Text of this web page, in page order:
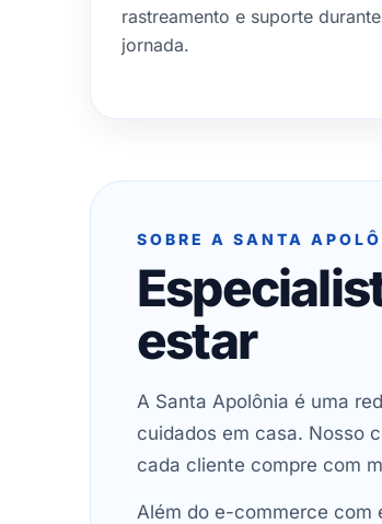
rastreamento e suporte
jornada.
SOBRE A SANTA
estar
A Santa Apolônia é uma
cuidados em casa. Nosso
cada cliente compre com
Além do e-commerce com